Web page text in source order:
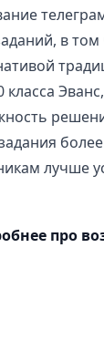
в том
лучше
про